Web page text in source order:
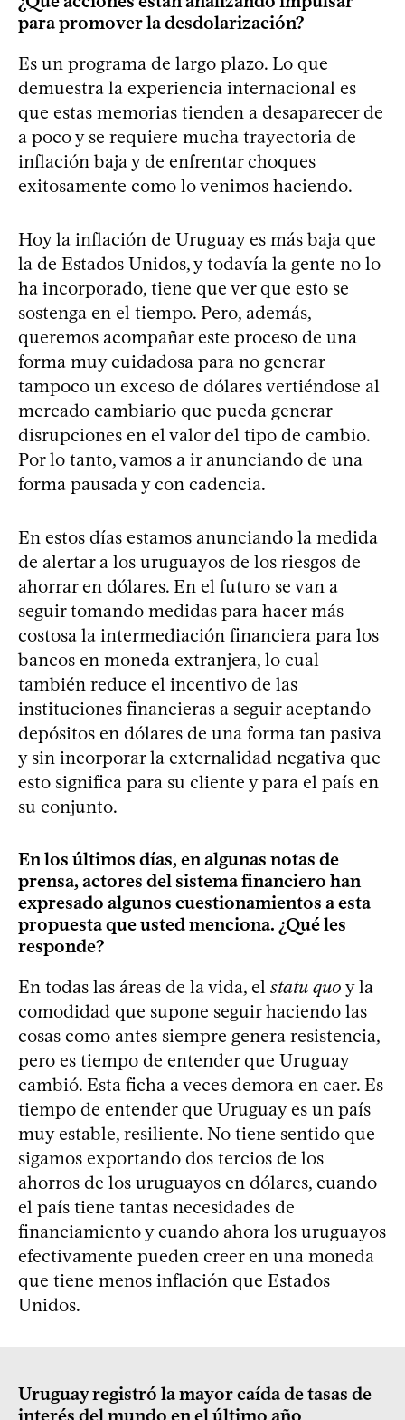
para promover la desdolarización?
Es un programa de largo plazo. Lo que
demuestra la experiencia internacional es
que estas memorias tienden a desaparecer de
a poco y se requiere mucha trayectoria de
inflación baja y de enfrentar choques
exitosamente como lo venimos haciendo.
Hoy la inflación de Uruguay es más baja que
la de Estados Unidos, y todavía la gente no lo
ha incorporado, tiene que ver que esto se
sostenga en el tiempo. Pero, además,
queremos acompañar este proceso de una
forma muy cuidadosa para no generar
tampoco un exceso de dólares vertiéndose al
mercado cambiario que pueda generar
disrupciones en el valor del tipo de cambio.
Por lo tanto, vamos a ir anunciando de una
forma pausada y con cadencia.
En estos días estamos anunciando la medida
de alertar a los uruguayos de los riesgos de
ahorrar en dólares. En el futuro se van a
seguir tomando medidas para hacer más
costosa la intermediación financiera para los
bancos en moneda extranjera, lo cual
también reduce el incentivo de las
instituciones financieras a seguir aceptando
depósitos en dólares de una forma tan pasiva
y sin incorporar la externalidad negativa que
esto significa para su cliente y para el país en
su conjunto.
En los últimos días, en algunas notas de
prensa, actores del sistema financiero han
expresado algunos cuestionamientos a esta
propuesta que usted menciona. ¿Qué les
responde?
En todas las áreas de la vida, el statu quo y la
comodidad que supone seguir haciendo las
cosas como antes siempre genera resistencia,
pero es tiempo de entender que Uruguay
cambió. Esta ficha a veces demora en caer. Es
tiempo de entender que Uruguay es un país
muy estable, resiliente. No tiene sentido que
sigamos exportando dos tercios de los
ahorros de los uruguayos en dólares, cuando
el país tiene tantas necesidades de
financiamiento y cuando ahora los uruguayos
efectivamente pueden creer en una moneda
que tiene menos inflación que Estados
Unidos.
Uruguay registró la mayor caída de tasas de